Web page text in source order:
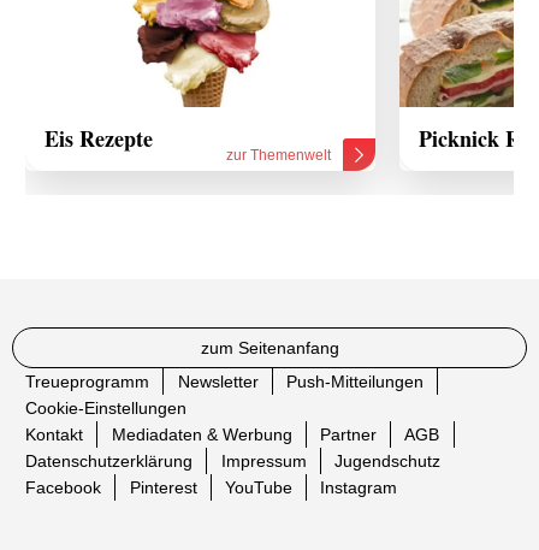
Eis Rezepte
zur Themenwelt
Picknick
zum Seitenanfang
Treueprogramm
Newsletter
Push-Mitteilungen
Cookie-Einstellungen
Kontakt
Mediadaten & Werbung Partner
AGB
Datenschutzerklärung
Impressum
Jugendschutz
Facebook
Pinterest YouTube Instagram